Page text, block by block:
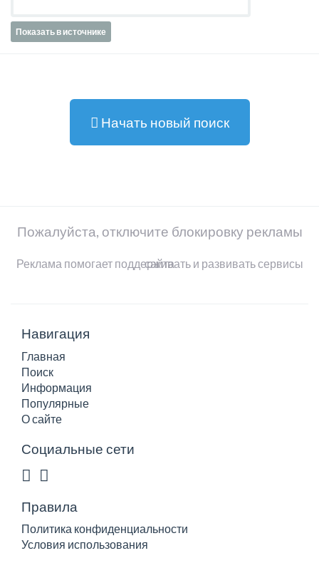
Показать в источнике
Начать новый поиск
Пожалуйста, отключите блокировку рекламы
Реклама помогает поддерживать и развивать сервисы сайта
Навигация
Главная
Поиск
Информация
Популярные
О сайте
Социальные сети
Правила
Политика конфиденциальности
Условия использования